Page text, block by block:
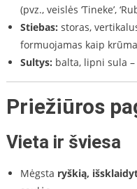
(pvz., veislės ‘Tineke’,
Stiebas: storas,
formuojamas kaip
Sultys: balta, lipni sula
Priežiūros
Vieta ir šviesa
Mėgsta ryškią,